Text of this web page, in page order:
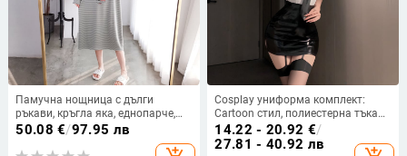
Памучна нощница с дълги
ръкави, кръгла яка, еднопарче,
дълга пола, свободна кройка
50.08 €/97.95 лв
Cosplay униформа комплект:
Cartoon стил, полиестерна тъкан,
мини пола, яка с ревер, ръкави ¾,
основна материя 90–95%
14.22 - 20.92 €/
27.81 - 40.92 лв